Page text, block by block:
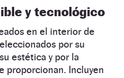
y tecnológico
en el interior de
por su
estética y por la
proporcionan. Incluyen